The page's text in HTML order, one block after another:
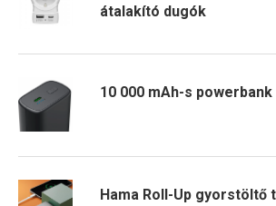
átalakító dugók
10 000 mAh-s
Hama Roll-Up gyorstöltő